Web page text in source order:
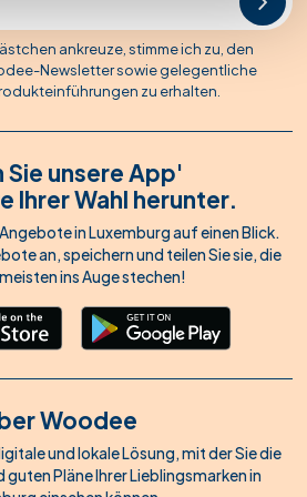
ankreuze, stimme ich zu, den
Newsletter sowie gelegentliche
zu erhalten.
Sie unsere App'
Ihrer Wahl herunter.
in Luxemburg auf einen Blick.
an, speichern und teilen Sie sie, die
ins Auge stechen!
Woodee
und lokale Lösung, mit der Sie die
Pläne Ihrer Lieblingsmarken in